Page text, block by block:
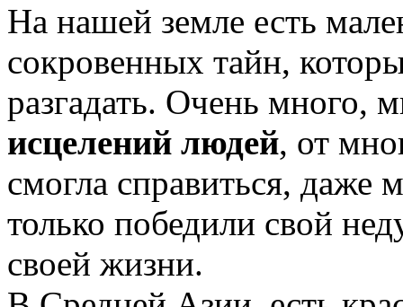
На нашей земле есть
сокровенных тайн,
разгадать. Очень много,
исцелений людей, от
смогла справиться,
только победили свой
своей жизни.